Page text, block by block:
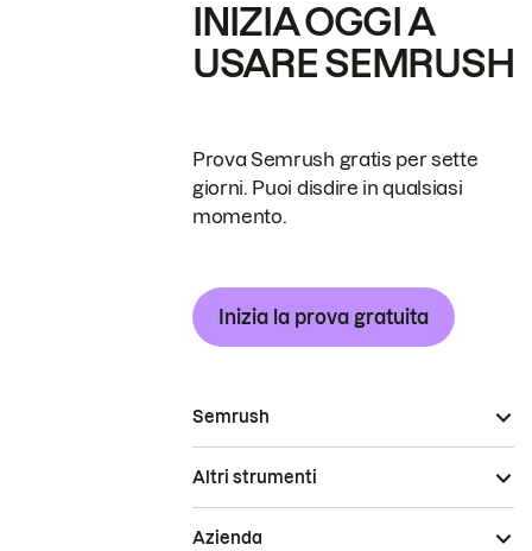
INIZIA OGGI A
USARE SEMRUSH
Prova Semrush gratis per sette
giorni. Puoi disdire in qualsiasi
momento.
Inizia la prova gratuita
Semrush
Altri strumenti
Azienda